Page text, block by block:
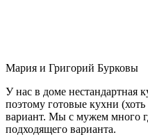
Мария и Григорий Бурковы
У нас в доме нестандартная
поэтому готовые кухни
вариант. Мы с мужем много
подходящего варианта.